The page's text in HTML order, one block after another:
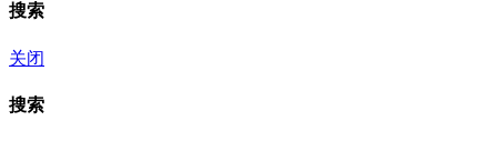
搜索
关闭
搜索